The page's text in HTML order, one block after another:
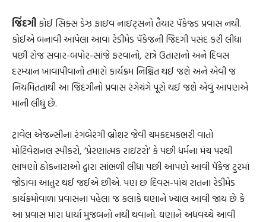
જિંદગી કોઈ સિક્સ ડેઝ ફાઇવ નાઇટ્સનો તૈયાર પૅકેજ્ડ પ્રવાસ નથી.
કોઈએ બનાવી આપેલા આવા રેડીમેડ પૅકેજની જિંદગી પસંદ કરી લીધા
પછી રોજ સવાર-બપોર-સાંજે ફરવાનો, રાત્રે ઉતારાનો અને દિવસ
દરમ્યાન ખાવાપીવાનો તમારો કાર્યક્રમ નિશ્ચિત થઈ જશે અને એવી જ
નિયમિતતાથી આ જિંદગીનો પ્રવાસ રંગેચંગે પૂરો થઈ જશે એવું આપણએ
માની લીધું છે.
ટ્રાવેલ એજન્સીના રંગબેરંગી બ્રોશર જેવી ચમકદમકભરી વાતો
મોટિવેશનલ સ્પીકરો, ‘પ્રેરણાત્મક રાઇટરો’ કે પછી ધર્મના મંચ પરથી
ભાષણો ઠોકનારાઓ દ્વારા સાંભળી લીધા પછી આપણે આવી પૅકેજ ટુરમાં
જોડાવા આતુર થઈ જઈએ છીએ. પણ છ દિવસ-પાંચ રાતના રેડીમેડ
કાર્યક્રમોવાળા પ્રવાસના પહેલા જ કલાકે ઘણાને ખ્યાલ આવી જાય છે કે
આ પ્રવાસ મારા ધાર્યા મુજબનો નથી થવાનો. ઘણાને અધવચ્ચે આવી